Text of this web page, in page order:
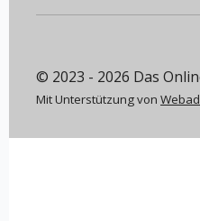
© 2023 - 2026 Das
Mit Unterstützung von